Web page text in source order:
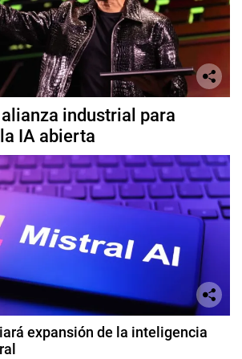
industrial para
IA abierta
expansión de la inteligencia